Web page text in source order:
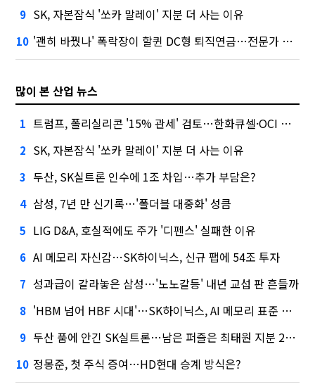
9 SK, 자본잠식 '쏘카 말레이' 지분 더 사는 이유
10 '괜히 바꿨나' 폭락장이 할퀸 DC형 퇴직연금…전문가 조언은
많이 본 산업 뉴스
1 트럼프, 폴리실리콘 '15% 관세' 검토…한화큐셀·OCI 영향은?
2 SK, 자본잠식 '쏘카 말레이' 지분 더 사는 이유
3 두산, SK실트론 인수에 1조 차입…추가 부담은?
4 삼성, 7년 만 신기록…'폴더블 대중화' 성큼
5 LIG D&A, 호실적에도 주가 '디펜스' 실패한 이유
6 AI 메모리 자신감…SK하이닉스, 신규 팹에 54조 투자
7 성과급이 갈라놓은 삼성…'노노갈등' 내년 교섭 판 흔들까
8 'HBM 넘어 HBF 시대'…SK하이닉스, AI 메모리 표준 선점 나섰다
9 두산 품에 안긴 SK실트론…남은 퍼즐은 최태원 지분 29.4%
10 정몽준, 첫 주식 증여…HD현대 승계 방식은?